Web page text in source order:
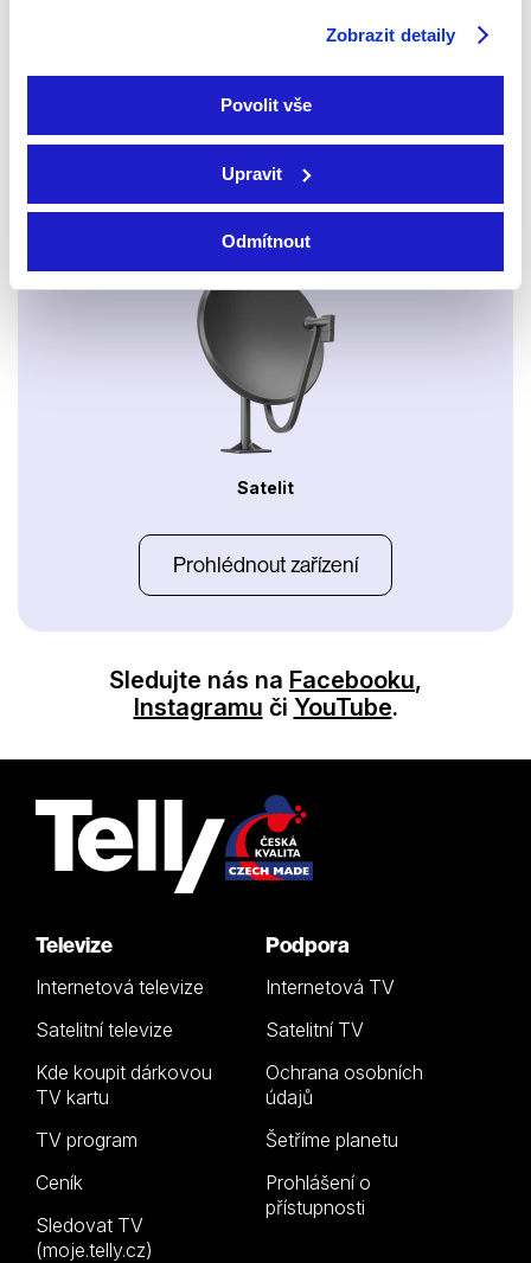
Zobrazit detaily
Povolit vše
Upravit
Odmítnout
Xbox app
Apple TV aplikace Set-top boxy Arris
Satelit
Prohlédnout zařízení
Sledujte nás na Facebooku,
Instagramu či YouTube.
Televize
Internetová televize
Satelitní televize
Kde koupit dárkovou
TV kartu
TV program
Ceník
Sledovat TV
(moje.telly.cz)
Podpora
Internetová TV
Satelitní TV
Ochrana osobních
údajů
Šetříme planetu
Prohlášení o
přístupnosti